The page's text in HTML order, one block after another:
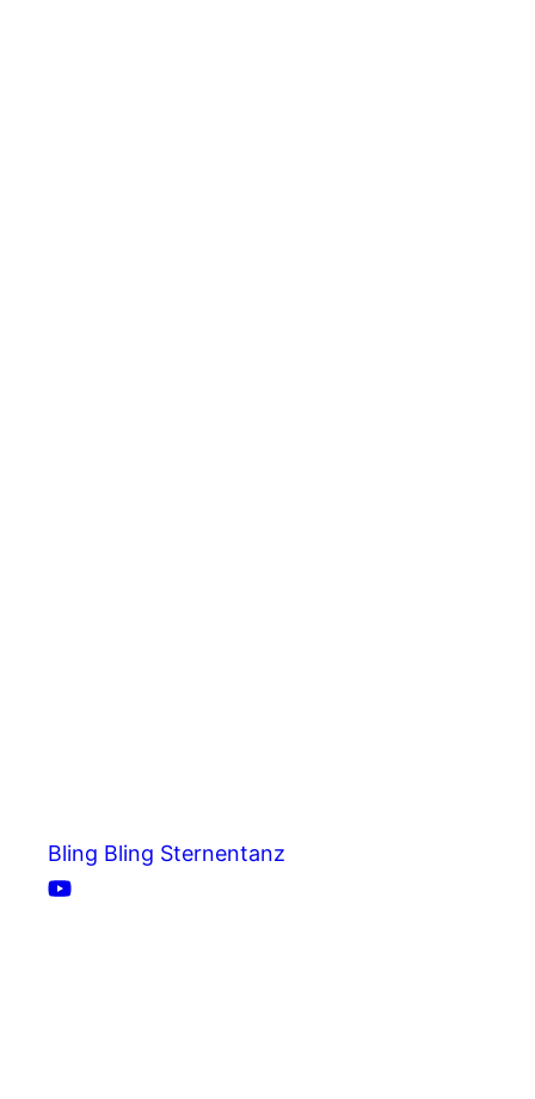
Bling Bling Sternentanz